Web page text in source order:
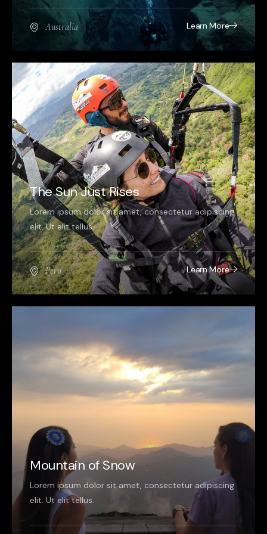
Australia Learn More
The Sun Just Rises
Lorem ipsum dolor sit amet, consectetur adipiscing
elit. Ut elit tellus.
Peru Learn More
Mountain of Snow
Lorem ipsum dolor sit amet, consectetur adipiscing
elit. Ut elit tellus.